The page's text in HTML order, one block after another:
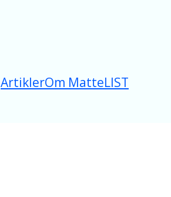
ArtiklerOm MatteLIST